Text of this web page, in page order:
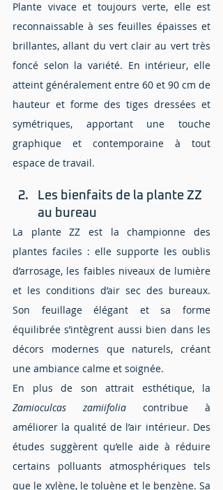
Plante vivace et toujours verte, elle est
reconnaissable à ses feuilles épaisses et
brillantes, allant du vert clair au vert très
foncé selon la variété. En intérieur, elle
atteint généralement entre 60 et 90 cm de
hauteur et forme des tiges dressées et
symétriques, apportant une touche
graphique et contemporaine à tout
espace de travail.
Les bienfaits de la plante ZZ
au bureau
La plante ZZ est la championne des
plantes faciles : elle supporte les oublis
d’arrosage, les faibles niveaux de lumière
et les conditions d’air sec des bureaux.
Son feuillage élégant et sa forme
équilibrée s’intègrent aussi bien dans les
décors modernes que naturels, créant
une ambiance calme et soignée.
Zamioculcas zamiifolia contribue à
améliorer la qualité de l’air intérieur. Des
études suggèrent qu’elle aide à réduire
certains polluants atmosphériques tels
que le xylène, le toluène et le benzène. Sa